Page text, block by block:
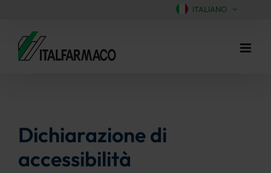
ITALIANO
Dichiarazione di
accessibilità